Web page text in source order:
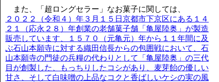
また、「超ロングセラー」なお菓子に関しては、
２０２２（令和４）年３月１５日京都市下京区にある１４
２１（応永２８）年創業の老舗菓子舗「亀屋陸奥」が製造
販売しています、１５７０（元亀元）年から１１年間に及
ぶ石山本願寺に対する織田信長からの包囲戦において、石
山本願寺の門徒の兵糧の代わりとして「亀屋陸奥」の三代
目が創製した、もっちりしたコシがあり、麦芽飴の優しい
甘さ、そして白味噌の上品なコクと香ばしいケシの実の風